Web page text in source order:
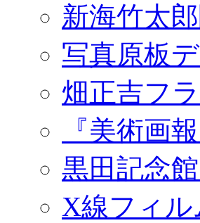
新海竹太
写真原板
畑正吉フ
『美術画
黒田記念
X線フィ